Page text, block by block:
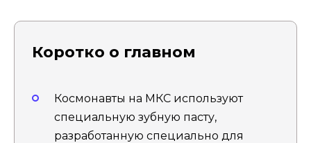
Коротко о главном
Космонавты на МКС используют
специальную зубную пасту,
разработанную специально для